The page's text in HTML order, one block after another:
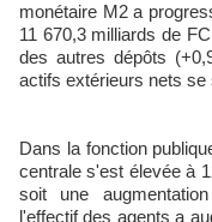
monétaire M2 a
11 670,3 milliards de
des autres dépôts
actifs extérieurs nets se
Dans la fonction
centrale s'est élevée à
soit une
l'effectif des agents a